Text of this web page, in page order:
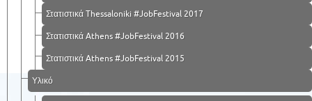
Στατιστικά Thessaloniki #JobFestival 2017
Στατιστικά Athens #JobFestival 2016
Στατιστικά Athens #JobFestival 2015
Υλικό